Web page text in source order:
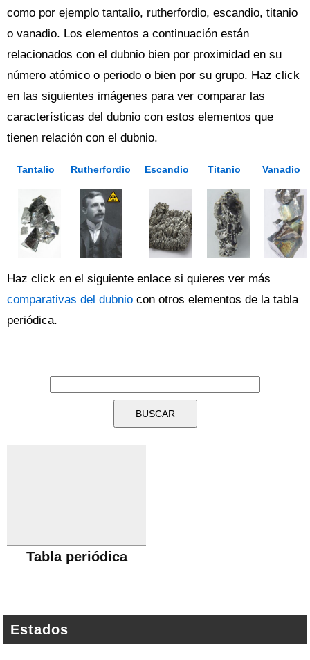
como por ejemplo tantalio, rutherfordio, escandio, titanio
o vanadio. Los elementos a continuación están
relacionados con el dubnio bien por proximidad en su
número atómico o periodo o bien por su grupo. Haz click
en las siguientes imágenes para ver comparar las
características del dubnio con estos elementos que
tienen relación con el dubnio.
Tantalio Rutherfordio Escandio Titanio Vanadio
Haz click en el siguiente enlace si quieres ver más
comparativas del dubnio con otros elementos de la tabla
periódica.
Tabla periódica
Estados